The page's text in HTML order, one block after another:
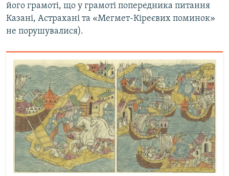
його грамоті, що у грамоті попередника питання
Казані, Астрахані та «Мегмет-Кіреєвих поминок»
не порушувалися).